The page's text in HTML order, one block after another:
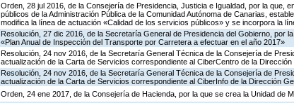
Orden, 28 jul 2016, de la Consejería de Presidencia, Justicia e Igualdad, por la que,
públicos de la Administración Pública de la Comunidad Autónoma de Canarias,
modifica la línea de actuación «Calidad de los servicios públicos» y se incorpora la
Resolución, 27 dic 2016, de la Secretaría General de Presidencia del Gobierno, por
«Plan Anual de Inspección del Transporte por Carretera a efectuar en el año 2017»
Resolución, 24 nov 2016, de la Secretaría General Técnica de la Consejería de
actualización de la Carta de Servicios correspondiente al CiberCentro de la
Resolución, 24 nov 2016, de la Secretaría General Técnica de la Consejería de
actualización de la Carta de Servicios correspondiente al CiberInfo de la Dirección
Orden, 24 ene 2017, de la Consejería de Hacienda, por la que se crea la Unidad de